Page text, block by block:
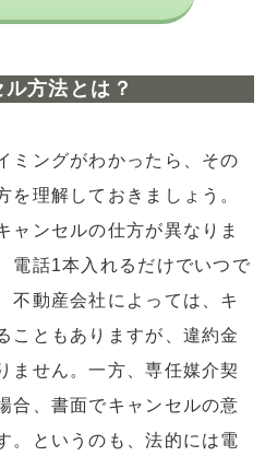
方法とは？
ングがわかったら、その
を理解しておきましょう。
ャンセルの仕方が異なりま
電話1本入れるだけでいつで
不動産会社によっては、キ
こともありますが、違約金
ません。一方、専任媒介契
合、書面でキャンセルの意
。というのも、法的には電